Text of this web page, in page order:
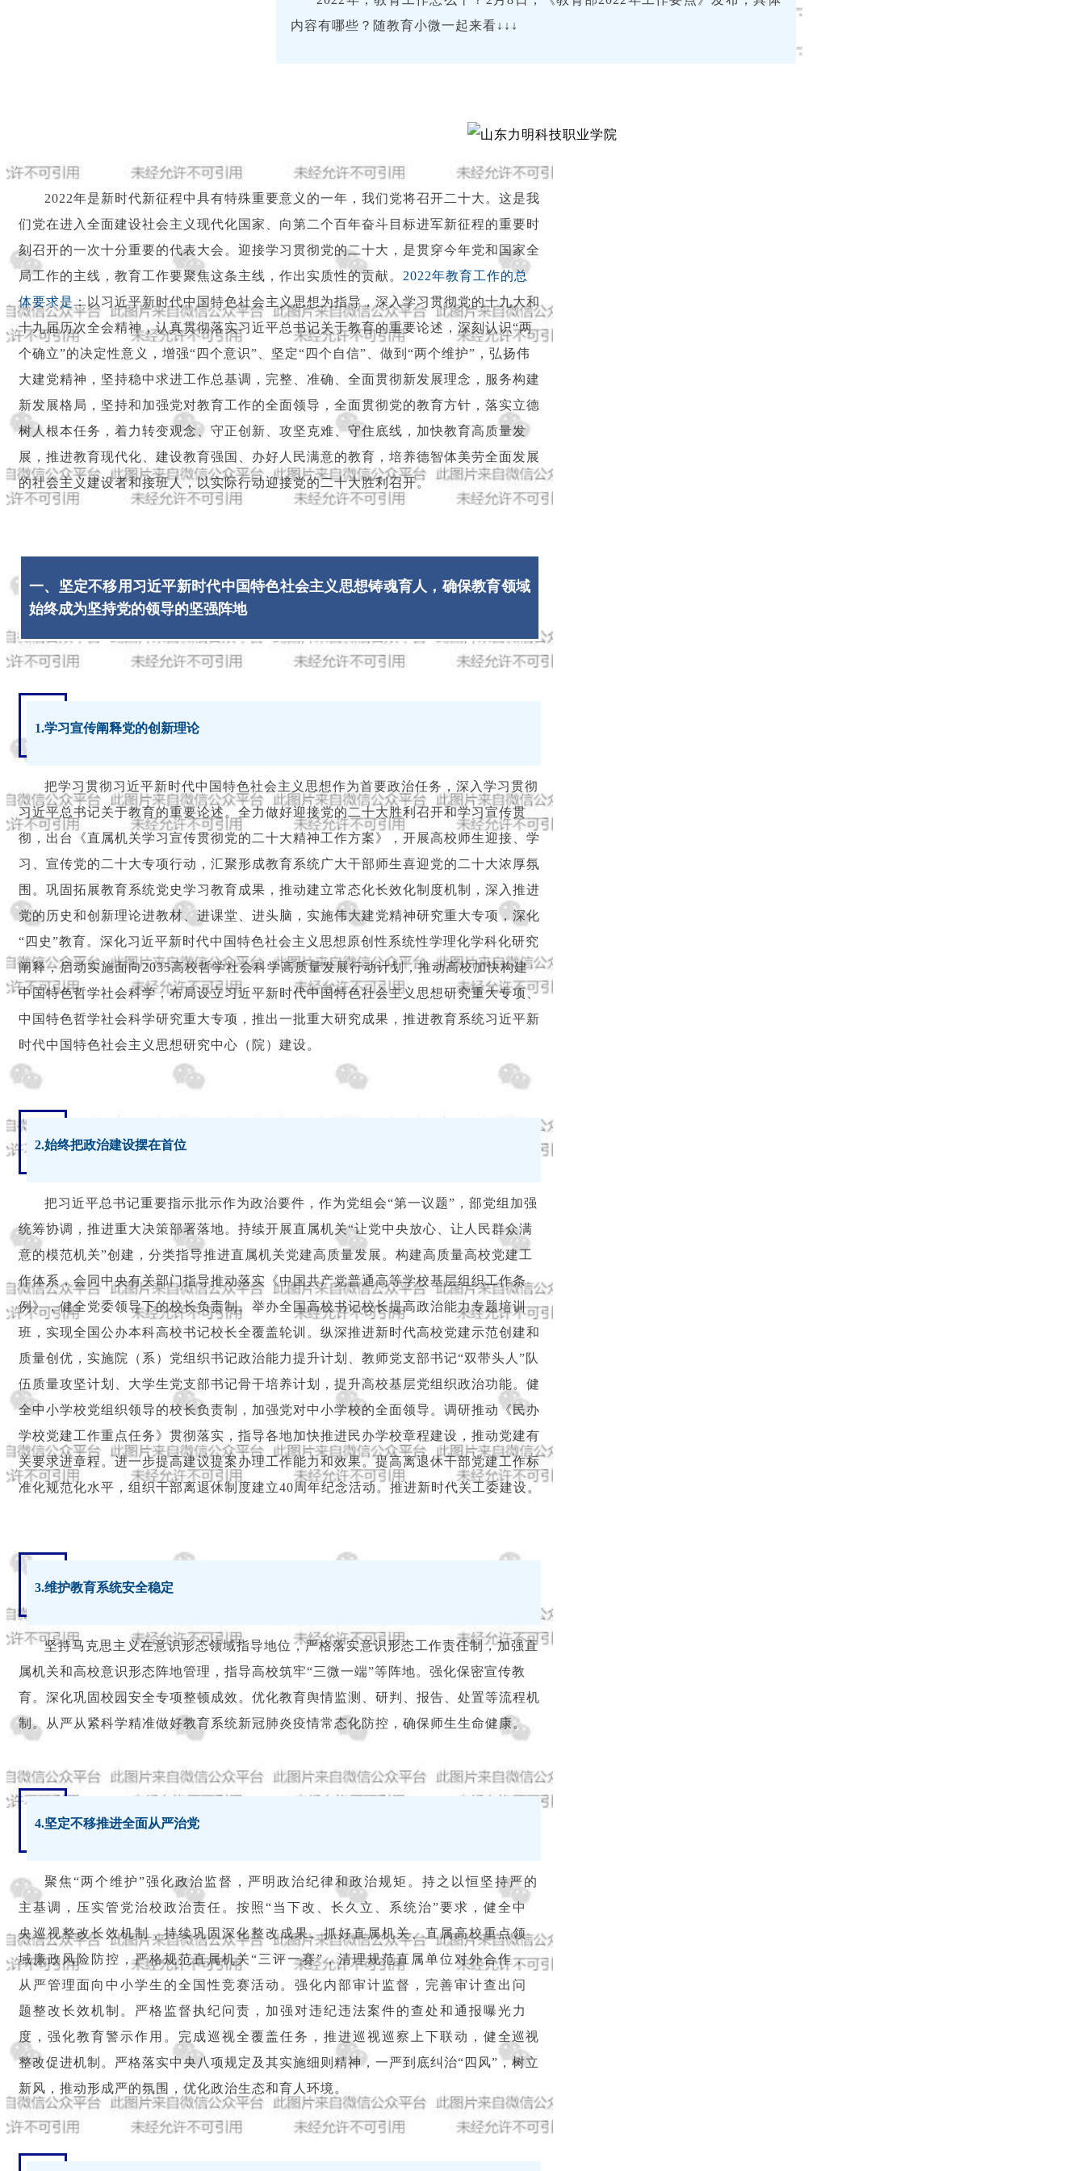
内容有哪些？随教育小微一起来看↓↓↓
2022年是新时代新征程中具有特殊重要意义的一年，我们党将召开二十大。这是我
们党在进入全面建设社会主义现代化国家、向第二个百年奋斗目标进军新征程的重要时
刻召开的一次十分重要的代表大会。迎接学习贯彻党的二十大，是贯穿今年党和国家全
局工作的主线，教育工作要聚焦这条主线，作出实质性的贡献。 2022年教育工作的总
体要求是： 以习近平新时代中国特色社会主义思想为指导，深入学习贯彻党的十九大和
十九届历次全会精神，认真贯彻落实习近平总书记关于教育的重要论述，深刻认识“两
个确立”的决定性意义，增强“四个意识”、坚定“四个自信”、做到“两个维护”，弘扬伟
大建党精神，坚持稳中求进工作总基调，完整、准确、全面贯彻新发展理念，服务构建
新发展格局，坚持和加强党对教育工作的全面领导，全面贯彻党的教育方针，落实立德
树人根本任务，着力转变观念、守正创新、攻坚克难、守住底线，加快教育高质量发
展，推进教育现代化、建设教育强国、办好人民满意的教育，培养德智体美劳全面发展
的社会主义建设者和接班人，以实际行动迎接党的二十大胜利召开。
一、坚定不移用习近平新时代中国特色社会主义思想铸魂育人，确保教育领域
始终成为坚持党的领导的坚强阵地
1.学习宣传阐释党的创新理论
把学习贯彻习近平新时代中国特色社会主义思想作为首要政治任务，深入学习贯彻
习近平总书记关于教育的重要论述。全力做好迎接党的二十大胜利召开和学习宣传贯
彻，出台《直属机关学习宣传贯彻党的二十大精神工作方案》，开展高校师生迎接、学
习、宣传党的二十大专项行动，汇聚形成教育系统广大干部师生喜迎党的二十大浓厚氛
围。巩固拓展教育系统党史学习教育成果，推动建立常态化长效化制度机制，深入推进
党的历史和创新理论进教材、进课堂、进头脑，实施伟大建党精神研究重大专项，深化
“四史”教育。深化习近平新时代中国特色社会主义思想原创性系统性学理化学科化研究
阐释，启动实施面向2035高校哲学社会科学高质量发展行动计划，推动高校加快构建
中国特色哲学社会科学，布局设立习近平新时代中国特色社会主义思想研究重大专项、
中国特色哲学社会科学研究重大专项，推出一批重大研究成果，推进教育系统习近平新
时代中国特色社会主义思想研究中心（院）建设。
2.始终把政治建设摆在首位
把习近平总书记重要指示批示作为政治要件，作为党组会“第一议题”，部党组加强
统筹协调，推进重大决策部署落地。持续开展直属机关“让党中央放心、让人民群众满
意的模范机关”创建，分类指导推进直属机关党建高质量发展。构建高质量高校党建工
作体系，会同中央有关部门指导推动落实《中国共产党普通高等学校基层组织工作条
例》，健全党委领导下的校长负责制。举办全国高校书记校长提高政治能力专题培训
班，实现全国公办本科高校书记校长全覆盖轮训。纵深推进新时代高校党建示范创建和
质量创优，实施院（系）党组织书记政治能力提升计划、教师党支部书记“双带头人”队
伍质量攻坚计划、大学生党支部书记骨干培养计划，提升高校基层党组织政治功能。健
全中小学校党组织领导的校长负责制，加强党对中小学校的全面领导。调研推动《民办
学校党建工作重点任务》贯彻落实，指导各地加快推进民办学校章程建设，推动党建有
关要求进章程。进一步提高建议提案办理工作能力和效果。提高离退休干部党建工作标
准化规范化水平，组织干部离退休制度建立40周年纪念活动。推进新时代关工委建设。
3.维护教育系统安全稳定
坚持马克思主义在意识形态领域指导地位，严格落实意识形态工作责任制，加强直
属机关和高校意识形态阵地管理，指导高校筑牢“三微一端”等阵地。强化保密宣传教
育。深化巩固校园安全专项整顿成效。优化教育舆情监测、研判、报告、处置等流程机
制。从严从紧科学精准做好教育系统新冠肺炎疫情常态化防控，确保师生生命健康。
4.坚定不移推进全面从严治党
聚焦“两个维护”强化政治监督，严明政治纪律和政治规矩。持之以恒坚持严的
主基调，压实管党治校政治责任。按照“当下改、长久立、系统治”要求，健全中
央巡视整改长效机制，持续巩固深化整改成果。抓好直属机关、直属高校重点领
域廉政风险防控，严格规范直属机关“三评一赛”，清理规范直属单位对外合作，
从严管理面向中小学生的全国性竞赛活动。强化内部审计监督，完善审计查出问
题整改长效机制。严格监督执纪问责，加强对违纪违法案件的查处和通报曝光力
度，强化教育警示作用。完成巡视全覆盖任务，推进巡视巡察上下联动，健全巡视
整改促进机制。严格落实中央八项规定及其实施细则精神，一严到底纠治“四风”，树立
新风，推动形成严的氛围，优化政治生态和育人环境。